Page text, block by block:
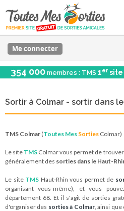
Me connecter
354 000 membres : TMS 1er
Sortir à Colmar - sortir dans
TMS Colmar (Toutes Mes Sorties Colmar)
Le site TMS Colmar vous permet de
généralement des sorties dans le Haut-
Le site TMS Haut-Rhin vous permet de
organisant vous-même), et vous
département 68. Et il s'agit de sorties
d'organiser des sorties à Colmar, ainsi